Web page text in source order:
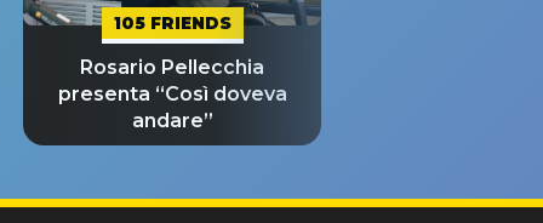
105 FRIENDS
Rosario Pellecchia
presenta “Così doveva
andare”